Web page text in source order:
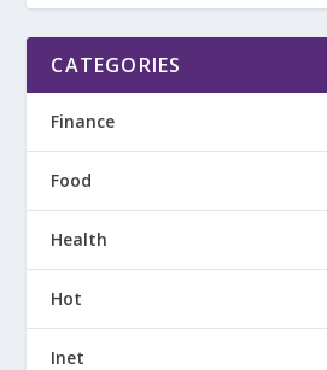
CATEGORIES
Finance
Food
Health
Hot
Inet